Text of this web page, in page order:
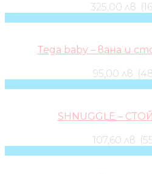
325,00 лв.
Tega baby – вана и
95,00 лв.
SHNUGGLE –
107,60 лв.